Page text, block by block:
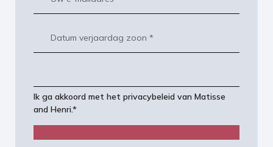
Ik ga akkoord met hetprivacybeleid van Matisse
and Henri.*